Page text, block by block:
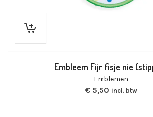
Embleem Fijn fisje nie
Emblemen
€5,50 incl. btw